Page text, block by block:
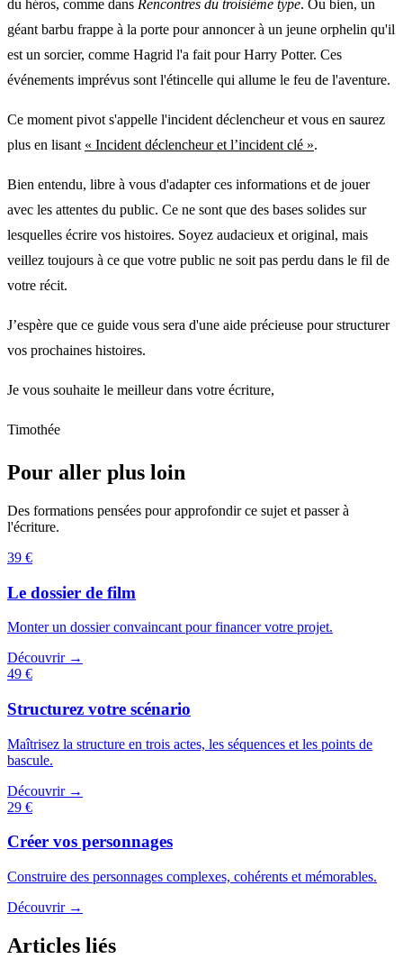
du héros, comme dans Rencontres du troisième type. Ou bien, un
géant barbu frappe à la porte pour annoncer à un jeune orphelin qu'il
est un sorcier, comme Hagrid l'a fait pour Harry Potter. Ces
événements imprévus sont l'étincelle qui allume le feu de l'aventure.
Ce moment pivot s'appelle l'incident déclencheur et vous en saurez
plus en lisant « Incident déclencheur et l’incident clé ».
Bien entendu, libre à vous d'adapter ces informations et de jouer
avec les attentes du public. Ce ne sont que des bases solides sur
lesquelles écrire vos histoires. Soyez audacieux et original, mais
veillez toujours à ce que votre public ne soit pas perdu dans le fil de
votre récit.
J’espère que ce guide vous sera d'une aide précieuse pour structurer
vos prochaines histoires.
Je vous souhaite le meilleur dans votre écriture,
Timothée
Pour aller plus loin
Des formations pensées pour approfondir ce sujet et passer à
l'écriture.
39 €
Le dossier de film
Monter un dossier convaincant pour financer votre projet.
Découvrir →
49 €
Structurez votre scénario
Maîtrisez la structure en trois actes, les séquences et les points de
bascule.
Découvrir →
29 €
Créer vos personnages
Construire des personnages complexes, cohérents et mémorables.
Découvrir →
Articles liés